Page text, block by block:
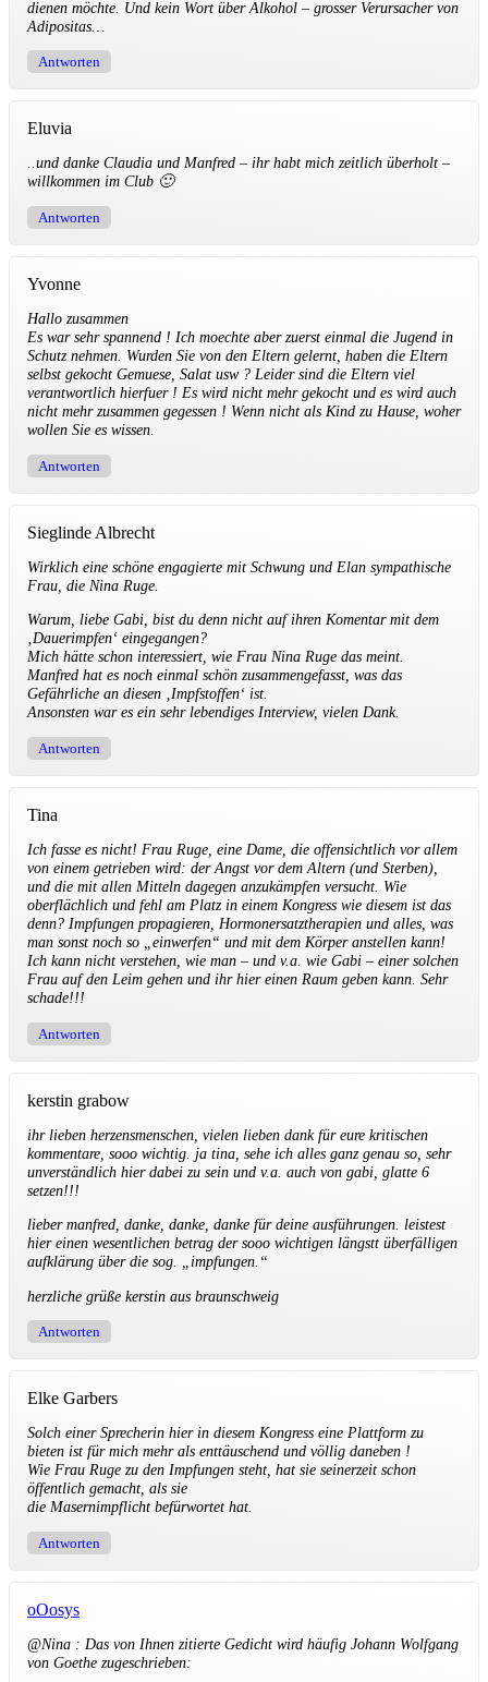
dienen möchte. Und kein Wort über Alkohol – grosser Verursacher von
Adipositas…
Antworten
Eluvia
..und danke Claudia und Manfred – ihr habt mich zeitlich überholt –
willkommen im Club 🙂
Antworten
Yvonne
Hallo zusammen
Es war sehr spannend ! Ich moechte aber zuerst einmal die Jugend in
Schutz nehmen. Wurden Sie von den Eltern gelernt, haben die Eltern
selbst gekocht Gemuese, Salat usw ? Leider sind die Eltern viel
verantwortlich hierfuer ! Es wird nicht mehr gekocht und es wird auch
nicht mehr zusammen gegessen ! Wenn nicht als Kind zu Hause, woher
wollen Sie es wissen.
Antworten
Sieglinde Albrecht
Wirklich eine schöne engagierte mit Schwung und Elan sympathische
Frau, die Nina Ruge.
Warum, liebe Gabi, bist du denn nicht auf ihren Komentar mit dem
‚Dauerimpfen‘ eingegangen?
Mich hätte schon interessiert, wie Frau Nina Ruge das meint.
Manfred hat es noch einmal schön zusammengefasst, was das
Gefährliche an diesen ‚Impfstoffen‘ ist.
Ansonsten war es ein sehr lebendiges Interview, vielen Dank.
Antworten
Tina
Ich fasse es nicht! Frau Ruge, eine Dame, die offensichtlich vor allem
von einem getrieben wird: der Angst vor dem Altern (und Sterben),
und die mit allen Mitteln dagegen anzukämpfen versucht. Wie
oberflächlich und fehl am Platz in einem Kongress wie diesem ist das
denn? Impfungen propagieren, Hormonersatztherapien und alles, was
man sonst noch so „einwerfen“ und mit dem Körper anstellen kann!
Ich kann nicht verstehen, wie man – und v.a. wie Gabi – einer solchen
Frau auf den Leim gehen und ihr hier einen Raum geben kann. Sehr
schade!!!
Antworten
kerstin grabow
ihr lieben herzensmenschen, vielen lieben dank für eure kritischen
kommentare, sooo wichtig. ja tina, sehe ich alles ganz genau so, sehr
unverständlich hier dabei zu sein und v.a. auch von gabi, glatte 6
setzen!!!
lieber manfred, danke, danke, danke für deine ausführungen. leistest
hier einen wesentlichen betrag der sooo wichtigen längstt überfälligen
aufklärung über die sog. „impfungen.“
herzliche grüße kerstin aus braunschweig
Antworten
Elke Garbers
Solch einer Sprecherin hier in diesem Kongress eine Plattform zu
bieten ist für mich mehr als enttäuschend und völlig daneben !
Wie Frau Ruge zu den Impfungen steht, hat sie seinerzeit schon
öffentlich gemacht, als sie
die Masernimpflicht befürwortet hat.
Antworten
oOosys
@Nina : Das von Ihnen zitierte Gedicht wird häufig Johann Wolfgang
von Goethe zugeschrieben: